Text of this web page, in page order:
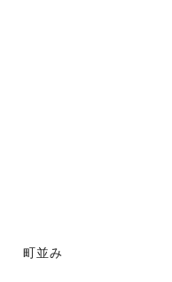
町並み